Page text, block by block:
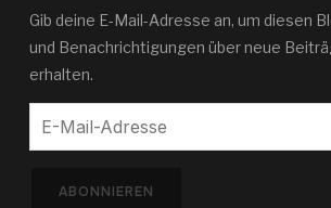
Gib deine E-Mail-Adresse an, um diesen
und Benachrichtigungen über neue
erhalten.
ABONNIEREN